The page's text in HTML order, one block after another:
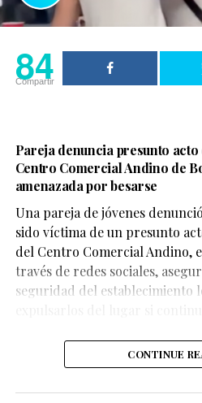
84
Compartir
Pareja denuncia presunto
Centro Comercial Andino de
amenazada por besarse
Una pareja de jóvenes
sido víctima de un presunto
del Centro Comercial Andino,
través de redes sociales,
seguridad del establecimiento
CONTINUE